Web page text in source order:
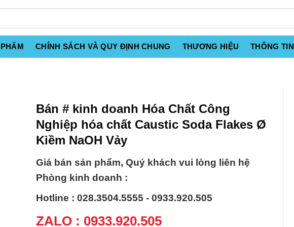
CHÍNH SÁCH VÀ QUY ĐỊNH CHUNG THƯƠNG HIỆU THÔNG TIN
Bán # kinh doanh Hóa Chất Công
Nghiệp hóa chất Caustic Soda Flakes Ø
Kiềm NaOH Vảy
Giá bán sản phẩm, Quý khách vui lòng liên hệ
Phòng kinh doanh :
Hotline : 028.3504.5555 - 0933.920.505
ZALO : 0933.920.505